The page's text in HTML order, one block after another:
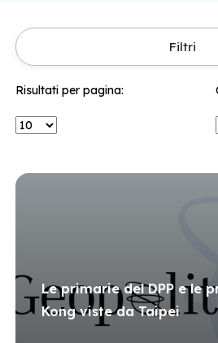
Filtri
Risultati per pagina:
Le primarie del DPP e le
Kong viste da Taipei